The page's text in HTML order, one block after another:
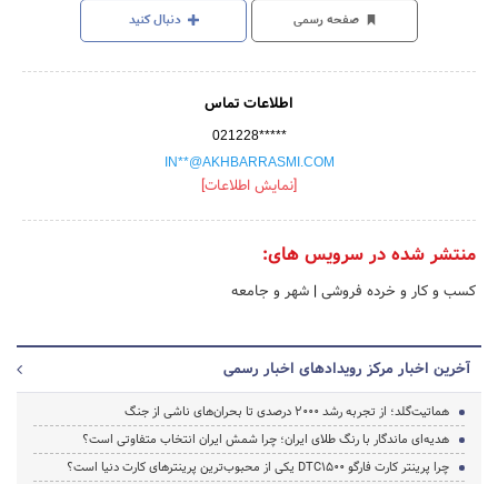
صفحه رسمی دنبال کنید
اطلاعات تماس
021228*****
IN**@AKHBARRASMI.COM
[نمایش اطلاعات]
منتشر شده در سرویس های:
کسب و کار و خرده فروشی | شهر و جامعه
آخرین اخبار مرکز رویدادهای اخبار رسمی
هماتیت‌گلد؛ از تجربه رشد ۲۰۰۰ درصدی تا بحران‌های ناشی از جنگ
هدیه‌ای ماندگار با رنگ طلای ایران؛ چرا شمش ایران انتخاب متفاوتی است؟
چرا پرینتر کارت فارگو DTC1500 یکی از محبوب‌ترین پرینترهای کارت دنیا است؟